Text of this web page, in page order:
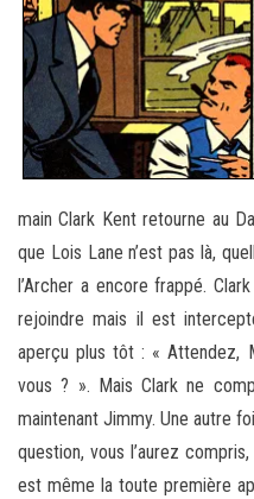
main Clark Kent retourne au
que Lois Lane n’est pas là,
l’Archer a encore frappé.
rejoindre mais il est
aperçu plus tôt : « Attendez,
vous ? ». Mais Clark ne
maintenant Jimmy. Une autre
question, vous l’aurez
est même la toute première